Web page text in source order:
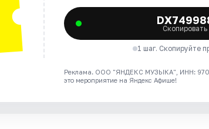
Скопировать
1 шаг. Скопируйте
Реклама. ООО "ЯНДЕКС МУЗЫКА", ИНН:
это мероприятие на Яндекс Афише!